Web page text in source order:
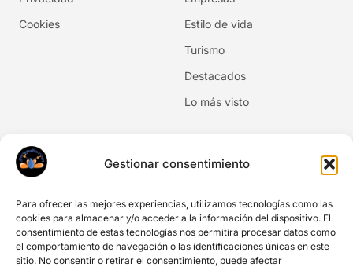
Gestionar consentimiento
Para ofrecer las mejores experiencias, utilizamos tecnologías como las
cookies para almacenar y/o acceder a la información del dispositivo. El
consentimiento de estas tecnologías nos permitirá procesar datos como
el comportamiento de navegación o las identificaciones únicas en este
sitio. No consentir o retirar el consentimiento, puede afectar
Cookies
Estilo de vida
Turismo
Destacados
Lo más visto
Newsletter
noticias.